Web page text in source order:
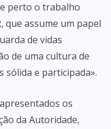
perto o trabalho
que assume um papel
de vidas
de uma cultura de
sólida e participada».
os
da Autoridade,